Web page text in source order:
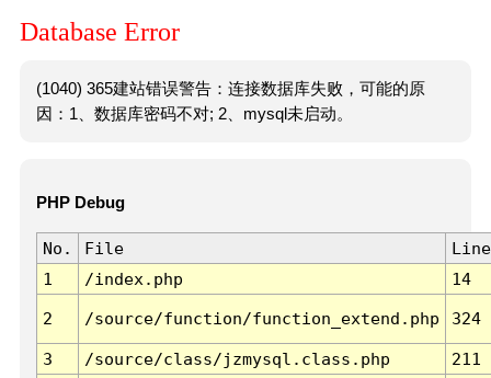
Database Error
(1040) 365建站错误警告：连接数据库失败，可能的原
因：1、数据库密码不对; 2、mysql未启动。
PHP Debug
No. File
Line
1
/index.php 14
2 /source/function/function_extend.php 324
3 /source/class/jzmysql.class.php
211